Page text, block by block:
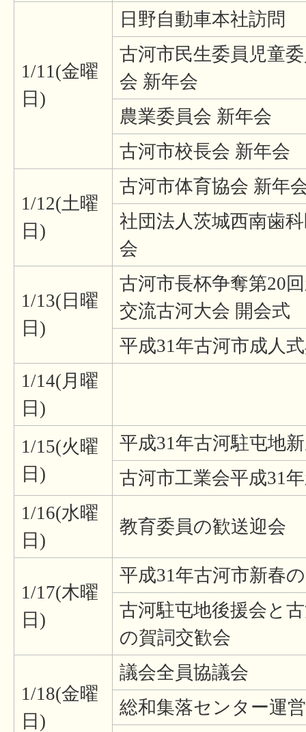
1/11(金曜
日)
日野自動車本社訪問
古河市民生委員児童
会 新年会
農業委員会 新年会
古河市校長会 新年会
1/12(土曜
日)
古河市体育協会 新年
社団法人茨城西南歯
会
1/13(日曜
日)
古河市長杯争奪第20
交流古河大会 開会式
平成31年古河市成人
1/14(月曜
日)
1/15(火曜
日)
平成31年古河駐屯地
古河市工業会平成31
1/16(水曜
日)
教育委員の歓送迎会
1/17(木曜
日)
平成31年古河市新春
古河駐屯地後援会と
の賀詞交歓会
1/18(金曜
日)
議会全員協議会
総和集落センター運